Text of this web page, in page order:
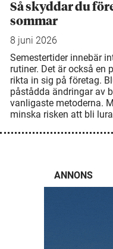
Så skyddar du
sommar
8 juni 2026
Semestertider innebär
rutiner. Det är också en
rikta in sig på företag.
påstådda ändringar av
vanligaste metoderna.
minska risken att bli
ANNONS